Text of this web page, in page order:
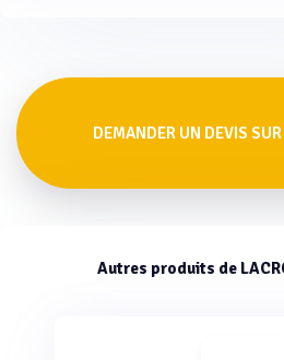
DEMANDER UN DEVIS
Autres produits de